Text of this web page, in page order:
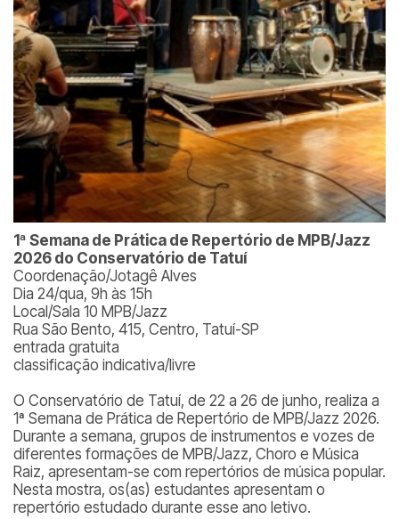
1ª Semana de Prática de Repertório de MPB/Jazz
2026 do Conservatório de Tatuí
Coordenação/Jotagê Alves
Dia 24/qua, 9h às 15h
Local/Sala 10 MPB/Jazz
Rua São Bento, 415, Centro, Tatuí-SP
entrada gratuita
classificação indicativa/livre
O Conservatório de Tatuí, de 22 a 26 de junho, realiza a
1ª Semana de Prática de Repertório de MPB/Jazz 2026.
Durante a semana, grupos de instrumentos e vozes de
diferentes formações de MPB/Jazz, Choro e Música
Raiz, apresentam-se com repertórios de música popular.
Nesta mostra, os(as) estudantes apresentam o
repertório estudado durante esse ano letivo.